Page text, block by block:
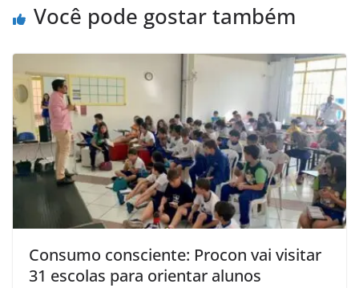
Você pode gostar também
Consumo consciente: Procon vai visitar
31 escolas para orientar alunos